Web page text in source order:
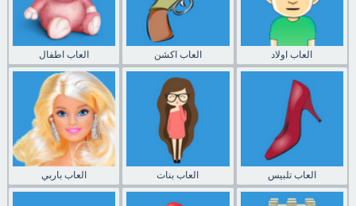
العاب اطفال العاب اكشن العاب اولاد
العاب باربي العاب بنات العاب تلبيس